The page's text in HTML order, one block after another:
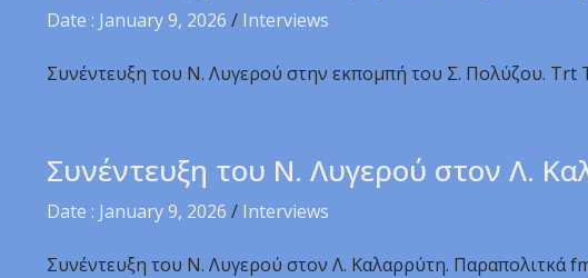
Date : January 9, 2026 / Interviews
Συνέντευξη του Ν. Λυγερού στην εκπομπή του Σ. Πολύζου. Trt
Συνέντευξη του Ν. Λυγερού στον Λ.
Date : January 9, 2026 / Interviews
Συνέντευξη του Ν. Λυγερού στον Λ. Καλαρρύτη. Παραπολιτκά